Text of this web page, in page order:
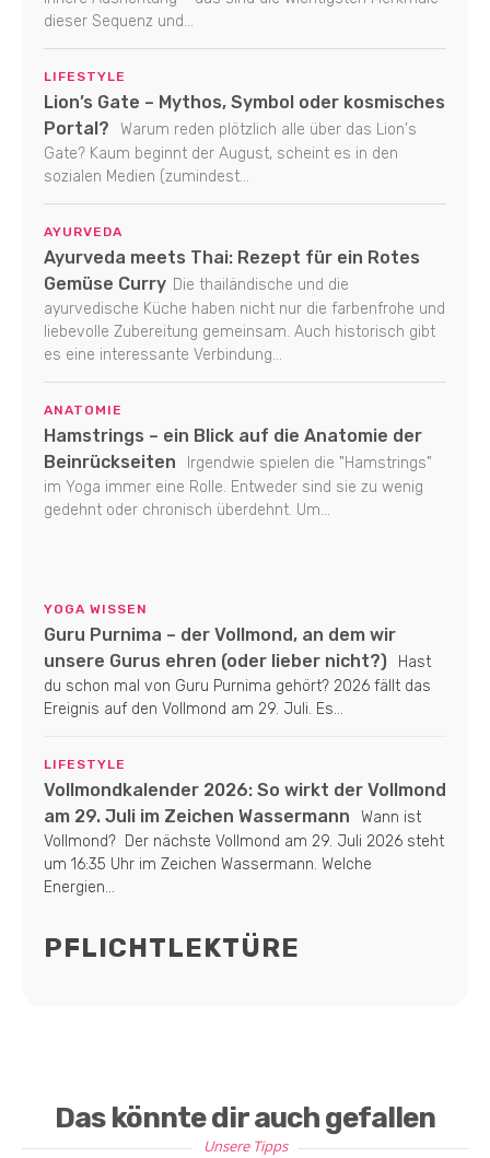
dieser Sequenz und...
LIFESTYLE
Lion’s Gate – Mythos, Symbol oder kosmisches
Portal?
Warum reden plötzlich alle über das Lion's
Gate? Kaum beginnt der August, scheint es in den
sozialen Medien (zumindest...
AYURVEDA
Ayurveda meets Thai: Rezept für ein Rotes
Gemüse Curry Die thailändische und die
ayurvedische Küche haben nicht nur die farbenfrohe und
liebevolle Zubereitung gemeinsam. Auch historisch gibt
es eine interessante Verbindung...
ANATOMIE
Hamstrings – ein Blick auf die Anatomie der
Beinrückseiten
Irgendwie spielen die "Hamstrings"
im Yoga immer eine Rolle. Entweder sind sie zu wenig
gedehnt oder chronisch überdehnt. Um...
YOGA WISSEN
Guru Purnima – der Vollmond, an dem wir
unsere Gurus ehren (oder lieber nicht?)
Hast
du schon mal von Guru Purnima gehört? 2026 fällt das
Ereignis auf den Vollmond am 29. Juli. Es...
LIFESTYLE
Vollmondkalender 2026: So wirkt der Vollmond
am 29. Juli im Zeichen Wassermann
Wann ist
Vollmond? Der nächste Vollmond am 29. Juli 2026 steht
um 16:35 Uhr im Zeichen Wassermann. Welche
Energien...
PFLICHTLEKTÜRE
Das könnte dir auch gefallen
Unsere Tipps